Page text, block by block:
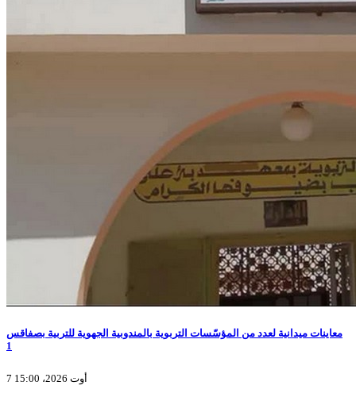
معاينات ميدانية لعدد من المؤسّسات التربوية بالمندوبية الجهوية للتربية بصفاقس
1
7 أوت 2026، 15:00